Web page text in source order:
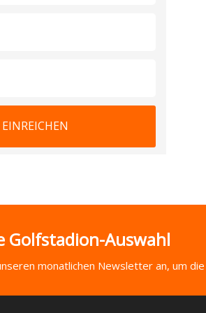
EINREICHEN
Golfstadion-Auswahl
monatlichen Newsletter an, um